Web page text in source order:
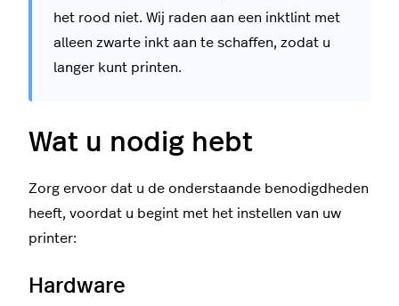
het rood niet. Wij raden aan een inktlint met
alleen zwarte inkt aan te schaffen, zodat u
langer kunt printen.
Wat u nodig hebt
Zorg ervoor dat u de onderstaande benodigdheden
heeft, voordat u begint met het instellen van uw
printer:
Hardware